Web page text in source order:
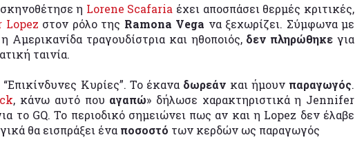
η Lorene Scafaria έχει αποσπάσει θερμές κριτικές,
Lopez στον ρόλο της Ramona Vega να ξεχωρίζει. Σύμφωνα με
τραγουδίστρια και ηθοποιός, δεν πληρώθηκεγια
ταινία.
Κυρίες”. Το έκανα δωρεάν και ήμουν παραγωγός.
, κάνω αυτό που αγαπώ» δήλωσε χαρακτηριστικά η Jennifer
το GQ. Το περιοδικό σημειώνει πως αν και η Lopez δεν έλαβε
θα εισπράξει ένα ποσοστό των κερδών ως παραγωγός